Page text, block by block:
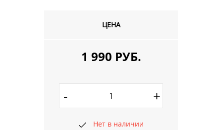
ЦЕНА
1 990 РУБ.
- +
Нет в наличии